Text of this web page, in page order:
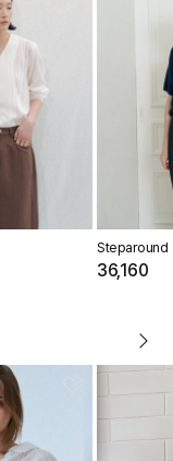
Steparound
36,160